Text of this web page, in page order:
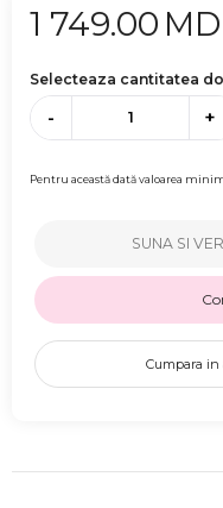
1 749.00
Selecteaza cantitatea
- +
Pentru această dată valoarea
SUNA SI
Cumpara in